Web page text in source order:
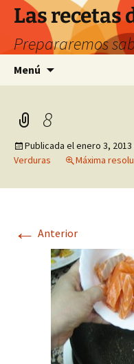
Saltar
contenido
Las recetas
Prepararemos
Menú
8
Publicada elenero 3, 2013
Verduras
Máxima
← Anterior